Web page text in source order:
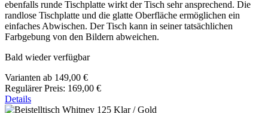
ebenfalls runde Tischplatte wirkt der Tisch sehr ansprechend. Die
randlose Tischplatte und die glatte Oberfläche ermöglichen ein
einfaches Abwischen. Der Tisch kann in seiner tatsächlichen
Farbgebung von den Bildern abweichen.
Bald wieder verfügbar
Varianten ab 149,00 €
Regulärer Preis: 169,00 €
Details